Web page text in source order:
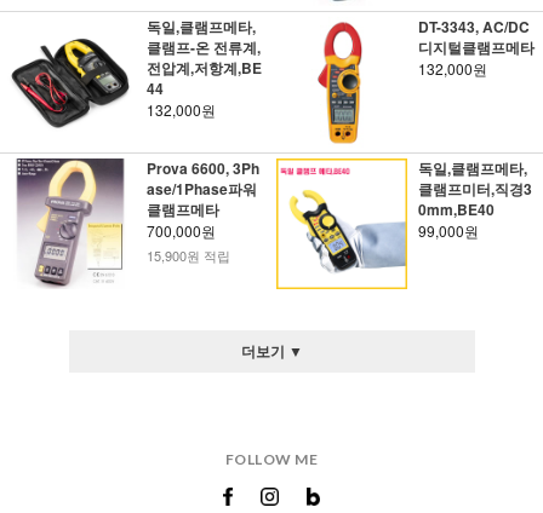
독일,클램프메타,
클램프-온 전류계,
전압계,저항계,BE
44
132,000원
DT-3343, AC/DC
디지털클램프메타
132,000원
Prova 6600, 3Ph
ase/1Phase파워
클램프메타
700,000원
15,900원 적립
독일,클램프메타,
클램프미터,직경3
0mm,BE40
99,000원
더보기 ▼
FOLLOW ME